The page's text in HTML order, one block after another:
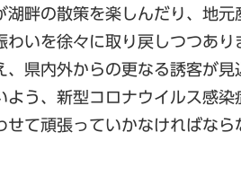
湖畔の散策を楽しんだり、地元
いを徐々に取り戻しつつあり
、県内外からの更なる誘客が
よう、新型コロナウイルス感
せて頑張っていかなければなら